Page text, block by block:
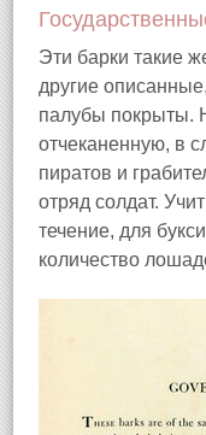
Эти барки такие
другие
палубы покрыты.
отчеканенную, в
пиратов и
отряд солдат.
течение, для
количество